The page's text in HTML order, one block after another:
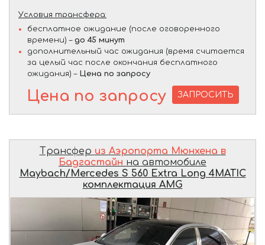
Условия трансфера:
бесплатное ожидание (после оговоренного
времени) – до 45 минут
дополнительный час ожидания (время считается
за целый час после окончания бесплатного
ожидания) – Цена по запросу
Цена по запросу ЗАПРОСИТЬ
Трансфер из Аэропорта Мюнхена в
Бадгастайн на автомобиле
Maybach/Mercedes S 560 Extra Long 4MATIC
комплектация AMG